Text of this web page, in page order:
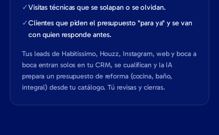
✓Visitas técnicas que se solapan o se olvidan.
✓Clientes que piden el presupuesto "para ya" y se van
con quien responde antes.
Tus leads de Habitissimo, Houzz, Instagram, web y boca a
boca entran solos en tu CRM, se cualifican y la IA
prepara un presupuesto de reforma (cocina, baño,
integral) desde tu catálogo. Tú revisas y cierras.